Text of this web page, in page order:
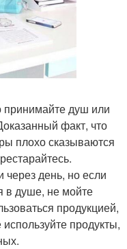
принимайте душ или
факт, что
плохо сказываются
день, но если
в душе, не мойте
продукцией,
продукты,